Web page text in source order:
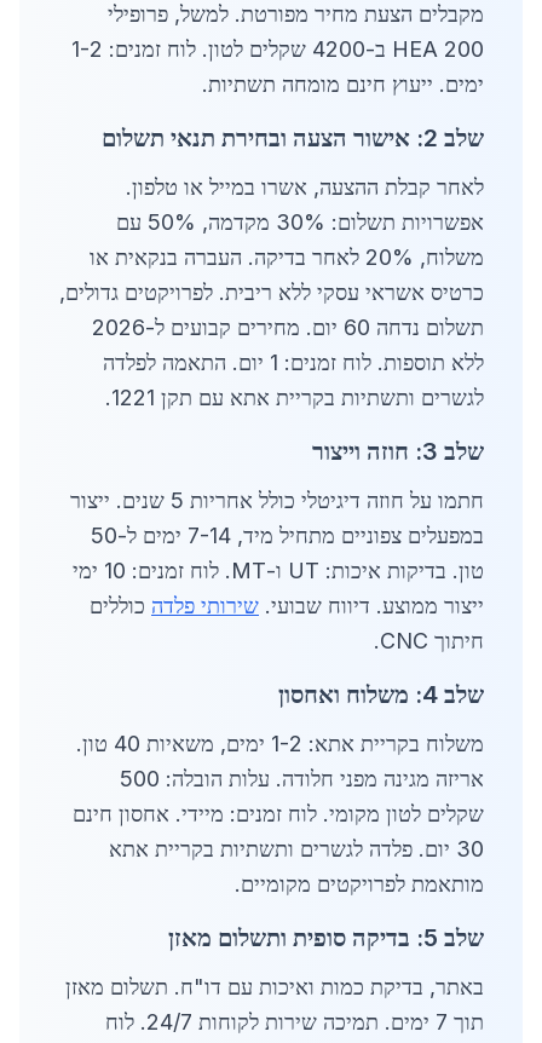
מקבלים הצעת מחיר מפורטת. למשל, פרופילי
HEA 200 ב-4200 שקלים לטון. לוח זמנים: 1-2
ימים. ייעוץ חינם מומחה תשתיות.
שלב 2: אישור הצעה ובחירת תנאי תשלום
לאחר קבלת ההצעה, אשרו במייל או טלפון.
אפשרויות תשלום: 30% מקדמה, 50% עם
משלוח, 20% לאחר בדיקה. העברה בנקאית או
כרטיס אשראי עסקי ללא ריבית. לפרויקטים גדולים,
תשלום נדחה 60 יום. מחירים קבועים ל-2026
ללא תוספות. לוח זמנים: 1 יום. התאמה לפלדה
לגשרים ותשתיות בקריית אתא עם תקן 1221.
שלב 3: חוזה וייצור
חתמו על חוזה דיגיטלי כולל אחריות 5 שנים. ייצור
במפעלים צפוניים מתחיל מיד, 7-14 ימים ל-50
טון. בדיקות איכות: UT ו-MT. לוח זמנים: 10 ימי
ייצור ממוצע. דיווח שבועי. שירותי פלדה כוללים
חיתוך CNC.
שלב 4: משלוח ואחסון
משלוח בקריית אתא: 1-2 ימים, משאיות 40 טון.
אריזה מגינה מפני חלודה. עלות הובלה: 500
שקלים לטון מקומי. לוח זמנים: מיידי. אחסון חינם
30 יום. פלדה לגשרים ותשתיות בקריית אתא
מותאמת לפרויקטים מקומיים.
שלב 5: בדיקה סופית ותשלום מאזן
באתר, בדיקת כמות ואיכות עם דו"ח. תשלום מאזן
תוך 7 ימים. תמיכה שירות לקוחות 24/7. לוח